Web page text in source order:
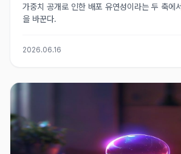
가중치 공개로 인한 배포 유연성이라는 두 축에
을 바꾼다.
2026.06.16